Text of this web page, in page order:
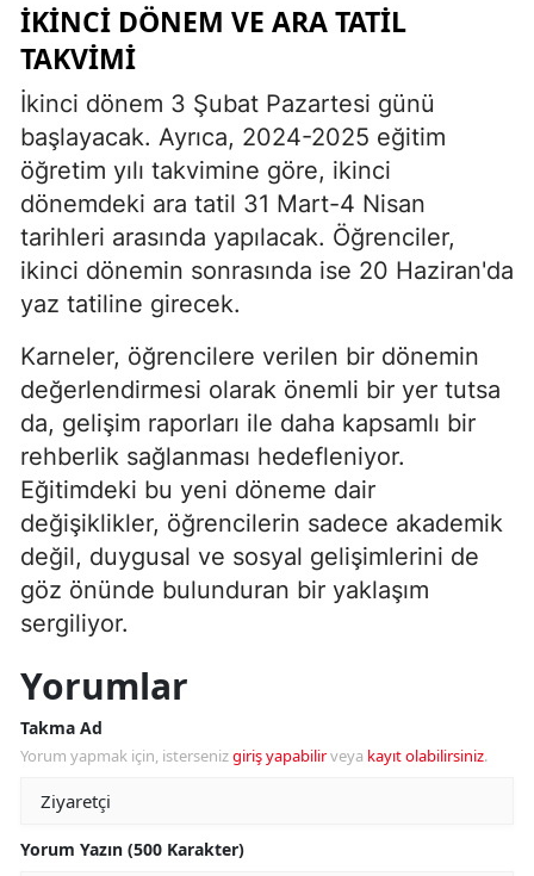
İKINCI DÖNEM VE ARA TATIL
TAKVIMI
İkinci dönem 3 Şubat Pazartesi günü
başlayacak. Ayrıca, 2024-2025 eğitim
öğretim yılı takvimine göre, ikinci
dönemdeki ara tatil 31 Mart-4 Nisan
tarihleri arasında yapılacak. Öğrenciler,
ikinci dönemin sonrasında ise 20 Haziran'da
yaz tatiline girecek.
Karneler, öğrencilere verilen bir dönemin
değerlendirmesi olarak önemli bir yer tutsa
da, gelişim raporları ile daha kapsamlı bir
rehberlik sağlanması hedefleniyor.
Eğitimdeki bu yeni döneme dair
değişiklikler, öğrencilerin sadece akademik
değil, duygusal ve sosyal gelişimlerini de
göz önünde bulunduran bir yaklaşım
sergiliyor.
Yorumlar
Takma Ad
Yorum yapmak için, istersenizgiriş yapabilirveya kayıt olabilirsiniz.
Yorum Yazın (500 Karakter)